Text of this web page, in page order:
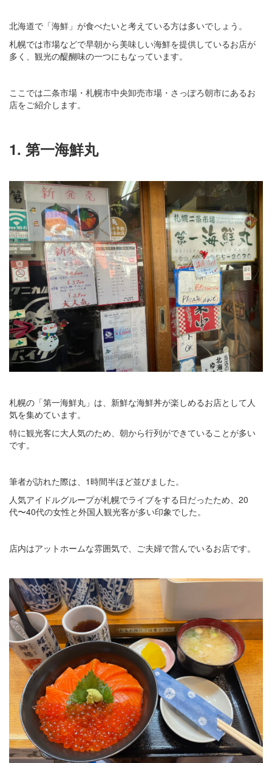
北海道で「海鮮」が食べたいと考えている方は多いでしょう。
札幌では市場などで早朝から美味しい海鮮を提供しているお店が
多く、観光の醍醐味の一つにもなっています。
ここでは二条市場・札幌市中央卸売市場・さっぽろ朝市にあるお
店をご紹介します。
1. 第一海鮮丸
札幌の「第一海鮮丸」は、新鮮な海鮮丼が楽しめるお店として人
気を集めています。
特に観光客に大人気のため、朝から行列ができていることが多い
です。
筆者が訪れた際は、1時間半ほど並びました。
人気アイドルグループが札幌でライブをする日だったため、20
代〜40代の女性と外国人観光客が多い印象でした。
店内はアットホームな雰囲気で、ご夫婦で営んでいるお店です。